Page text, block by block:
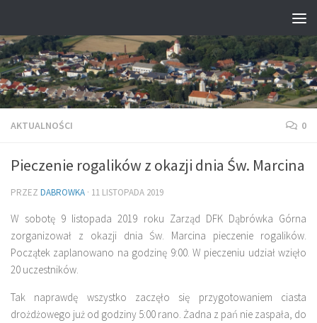
AKTUALNOŚCI 0
Pieczenie rogalików z okazji dnia Św. Marcina
PRZEZ DABROWKA · 11 LISTOPADA 2019
W sobotę 9 listopada 2019 roku Zarząd DFK Dąbrówka Górna
zorganizował z okazji dnia Św. Marcina pieczenie rogalików.
Początek zaplanowano na godzinę 9:00. W pieczeniu udział wzięło
20 uczestników.
Tak naprawdę wszystko zaczęło się przygotowaniem ciasta
drożdżowego już od godziny 5:00 rano. Żadna z pań nie zaspała, do